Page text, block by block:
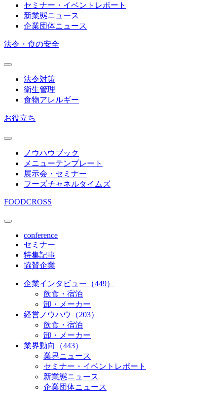
セミナー・イベントレポート
新業態ニュース
企業団体ニュース
法令・食の安全
法令対策
衛生管理
食物アレルギー
お役立ち
ノウハウブック
メニューテンプレート
展示会・セミナー
フーズチャネルタイムズ
FOODCROSS
conference
セミナー
特集記事
協賛企業
企業インタビュー（449）
飲食・宿泊
卸・メーカー
経営ノウハウ（203）
飲食・宿泊
卸・メーカー
業界動向（443）
業界ニュース
セミナー・イベントレポート
新業態ニュース
企業団体ニュース